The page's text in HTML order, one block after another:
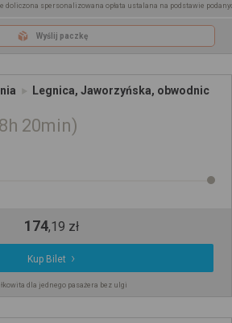
doliczona spersonalizowana opłata ustalana na podstawie
Wyślij paczkę
Legnica, Jaworzyńska, obwodnic
8h 20min
174,19 zł
Kup Bilet
dla jednego pasażera bez ulgi